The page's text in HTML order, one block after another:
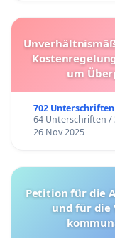
um
702 Unterschriften
64 Unterschriften /
26 Nov 2025
Petition für die Abschaffung der Tötungsstationen
und für die